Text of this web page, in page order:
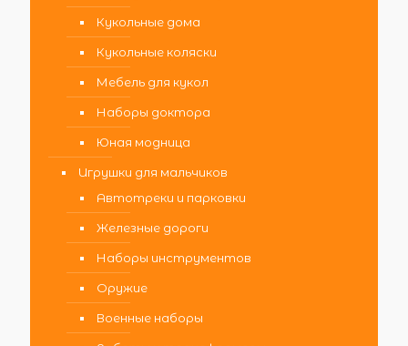
Кукольные дома
Кукольные коляски
Мебель для кукол
Наборы доктора
Юная модница
Игрушки для мальчиков
Автотреки и парковки
Железные дороги
Наборы инструментов
Оружие
Военные наборы